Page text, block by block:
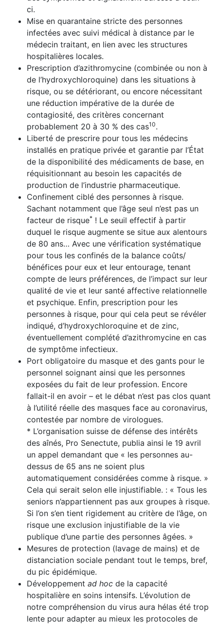
ci.
Mise en quarantaine stricte des personnes
infectées avec suivi médical à distance par le
médecin traitant, en lien avec les structures
hospitalières locales.
Prescription d’azithromycine (combinée ou non à
de l’hydroxychloroquine) dans les situations à
risque, ou se détériorant, ou encore nécessitant
une réduction impéra­tive de la durée de
contagiosité, des critères concernant
probablement 20 à 30 % des cas10.
Liberté de prescrire pour tous les médecins
installés en pratique privée et garantie par l’État
de la dispo­nibilité des médicaments de base, en
réquisitionnant au besoin les capacités de
production de l’industrie pharmaceutique.
Confinement ciblé des personnes à risque.
Sachant notamment que l’âge seul n’est pas un
facteur de risque* ! Le seuil effectif à partir
duquel le risque augmente se situe aux alentours
de 80 ans… Avec une vérification systématique
pour tous les confinés de la balance coûts/
bénéfices pour eux et leur entourage, tenant
compte de leurs préférences, de l’impact sur leur
qualité de vie et leur santé affective relationnelle
et psychique. Enfin, prescription pour les
personnes à risque, pour qui cela peut se révéler
indiqué, d’hydroxychloroquine et de zinc,
éventuellement complété d’azithromycine en cas
de symptôme infectieux.
Port obligatoire du masque et des gants pour le
person­nel soignant ainsi que les personnes
exposées du fait de leur profession. Encore
fallait-il en avoir – et le débat n’est pas clos quant
à l’utilité réelle des masques face au coronavirus,
contestée par nombre de virologues.
* L’organisation suisse de défense des intérêts
des aînés, Pro Senectute, publia ainsi le 19 avril
un appel demandant que « les personnes au-
dessus de 65 ans ne soient plus
automatiquement considérées comme à risque. »
Cela qui serait selon elle injustifiable. : « Tous les
seniors n’appartiennent pas aux groupes à risque.
Si l’on s’en tient rigidement au critère de l’âge, on
risque une exclusion injustifiable de la vie
publique d’une partie des personnes âgées. »
Mesures de protection (lavage de mains) et de
dis­tanciation sociale pendant tout le temps, bref,
du pic épidémique.
Développement ad hoc de la capacité
hospitalière en soins intensifs. L’évolution de
notre compréhension du virus aura hélas été trop
lente pour adapter au mieux les protocoles de